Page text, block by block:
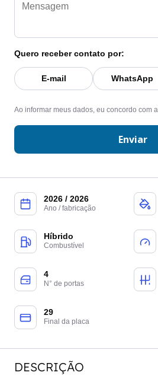
2026 / 2026
Ano / fabricação
Híbrido
Combustível
4
N° de portas
29
Final da placa
DESCRIÇÃO
Quero receber contato por:
E-mail WhatsApp
Ao informar meus dados, eu concordo com a
Enviar